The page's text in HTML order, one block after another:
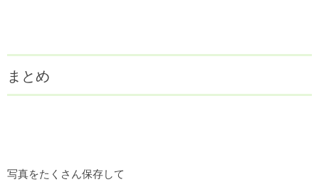
まとめ
写真をたくさん保存して